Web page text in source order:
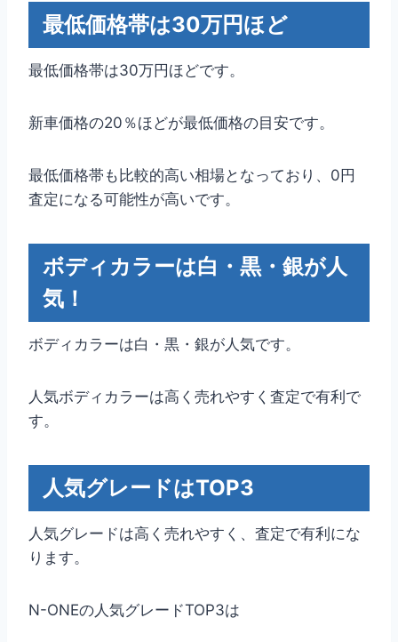
最低価格帯は30万円ほど
最低価格帯は30万円ほどです。
新車価格の20％ほどが最低価格の目安です。
最低価格帯も比較的高い相場となっており、0円
査定になる可能性が高いです。
ボディカラーは白・黒・銀が人
気！
ボディカラーは白・黒・銀が人気です。
人気ボディカラーは高く売れやすく査定で有利で
す。
人気グレードはTOP3
人気グレードは高く売れやすく、査定で有利にな
ります。
N-ONEの人気グレードTOP3は